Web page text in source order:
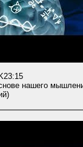
23:15
нашего